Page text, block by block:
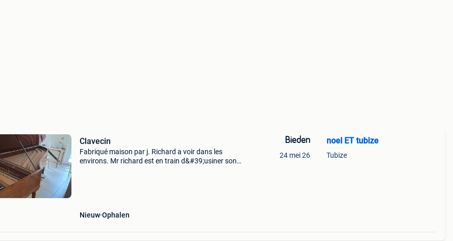
Clavecin
Fabriqué maison par j. Richard a voir dans les
environs. Mr richard est en train d&#39;usiner son
Nieuw Ophalen
Bieden
24 mei 26
noel ET tubize
Tubize